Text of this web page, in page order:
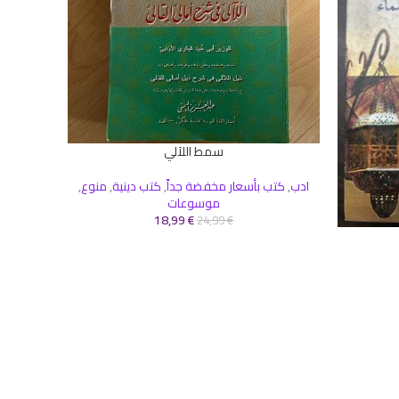
سمط اللآلي
ادب,كتب بأسعار مخفضة جداً,كتب دينية,منوع,
موسوعات
24,99€
18,99€